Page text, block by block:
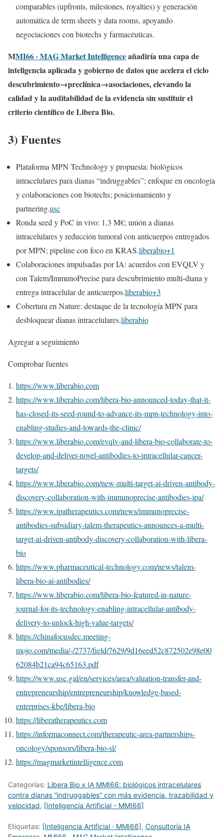
comparables (upfronts, milestones, royalties) y generación
automática de term sheets y data rooms, apoyando
negociaciones con biotechs y farmacéuticas.
MMI66 · MAG Market Intelligenceañadiría una capa de
inteligencia aplicada y gobierno de datos que acelera el ciclo
descubrimiento→preclínica→asociaciones, elevando la
calidad y la auditabilidad de la evidencia sin sustituir el
criterio científico de Libera Bio.
3) Fuentes
Plataforma MPN Technology y propuesta: biológicos
intracelulares para dianas “indruggables”; enfoque en oncología
y colaboraciones con biotechs; posicionamiento y
partnering.usc
Ronda seed y PoC in vivo: 1,3 M€; unión a dianas
intracelulares y reducción tumoral con anticuerpos entregados
por MPN; pipeline con foco en KRAS.liberabio+1
Colaboraciones impulsadas por IA: acuerdos con EVQLV y
con Talem/ImmunoPrecise para descubrimiento multi‑diana y
entrega intracelular de anticuerpos.liberabio+3
Cobertura en Nature: destaque de la tecnología MPN para
desbloquear dianas intracelulares.liberabio
Agregar a seguimiento
Comprobar fuentes
https://www.liberabio.com
https://www.liberabio.com/libera-bio-announced-today-that-it-
has-closed-its-seed-round-to-advance-its-mpn-technology-into-
enabling-studies-and-towards-the-clinic/
https://www.liberabio.com/evqlv-and-libera-bio-collaborate-to-
develop-and-deliver-novel-antibodies-to-intracellular-cancer-
targets/
https://www.liberabio.com/new-multi-target-ai-driven-antibody-
discovery-collaboration-with-immunoprecise-antibodies-ipa/
https://www.ipatherapeutics.com/news/immunoprecise-
antibodies-subsidiary-talem-therapeutics-announces-a-multi-
target-ai-driven-antibody-discovery-collaboration-with-libera-
bio
https://www.pharmaceutical-technology.com/news/talem-
libera-bio-ai-antibodies/
https://www.liberabio.com/libera-bio-featured-in-nature-
journal-for-its-technology-enabling-intracellular-antibody-
delivery-to-unlock-high-value-targets/
https://chinafocusdec.meeting-
mojo.com/media/-/2737/field/7629/9d16eed52c872502e98e00
62084b21ca94c65163.pdf
https://www.usc.gal/en/services/area/valuation-transfer-and-
entrepreneurship/entrepreneurship/knowledge-based-
enterprises-kbe/libera-bio
https://liberatherapeutics.com
https://informaconnect.com/therapeutic-area-partnerships-
oncology/sponsors/libera-bio-sl/
https://magmarketintelligence.com
Categorías: Libera Bio x IA MMI66: biológicos intracelulares
contra dianas “indruggables” con más evidencia, trazabilidad y
velocidad, [Inteligencia Artificial - MMI66]
Etiquetas: [Inteligencia Artificial · MMI66], Consultoría IA